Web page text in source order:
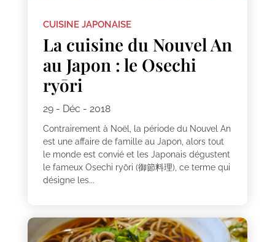
CUISINE JAPONAISE
La cuisine du Nouvel An
au Japon : le Osechi
ryōri
29 - Déc - 2018
Contrairement à Noël, la période du Nouvel An
est une affaire de famille au Japon, alors tout
le monde est convié et les Japonais dégustent
le fameux Osechi ryōri (御節料理), ce terme qui
désigne les...